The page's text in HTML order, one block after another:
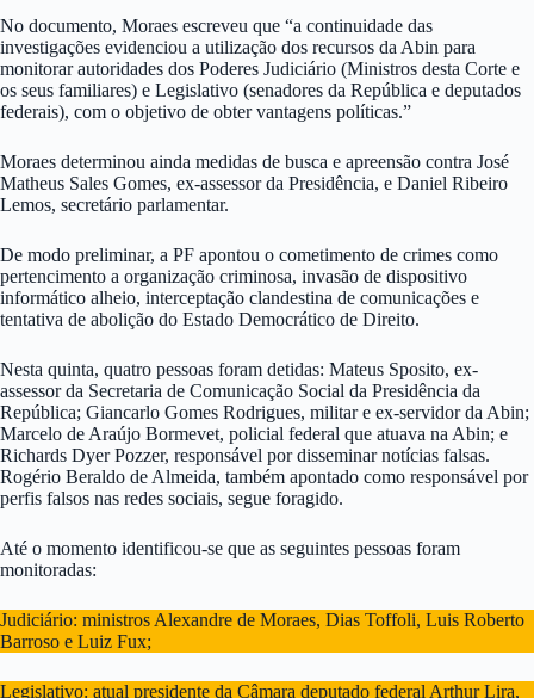
No documento, Moraes escreveu que “a continuidade das
investigações evidenciou a utilização dos recursos da Abin para
monitorar autoridades dos Poderes Judiciário (Ministros desta Corte e
os seus familiares) e Legislativo (senadores da República e deputados
federais), com o objetivo de obter vantagens políticas.”
Moraes determinou ainda medidas de busca e apreensão contra José
Matheus Sales Gomes, ex-assessor da Presidência, e Daniel Ribeiro
Lemos, secretário parlamentar.
De modo preliminar, a PF apontou o cometimento de crimes como
pertencimento a organização criminosa, invasão de dispositivo
informático alheio, interceptação clandestina de comunicações e
tentativa de abolição do Estado Democrático de Direito.
Nesta quinta, quatro pessoas foram detidas: Mateus Sposito, ex-
assessor da Secretaria de Comunicação Social da Presidência da
República; Giancarlo Gomes Rodrigues, militar e ex-servidor da Abin;
Marcelo de Araújo Bormevet, policial federal que atuava na Abin; e
Richards Dyer Pozzer, responsável por disseminar notícias falsas.
Rogério Beraldo de Almeida, também apontado como responsável por
perfis falsos nas redes sociais, segue foragido.
Até o momento identificou-se que as seguintes pessoas foram
monitoradas:
Judiciário: ministros Alexandre de Moraes, Dias Toffoli, Luis Roberto
Barroso e Luiz Fux;
Legislativo: atual presidente da Câmara deputado federal Arthur Lira,